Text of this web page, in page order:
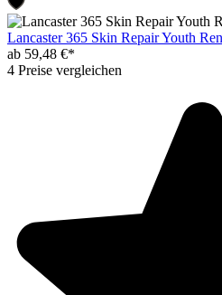
Lancaster 365 Skin Repair Youth
ab 59,48 €*
4 Preise vergleichen